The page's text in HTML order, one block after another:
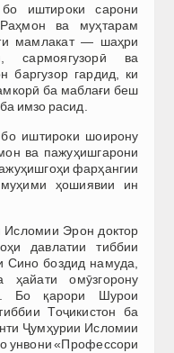
иштироки сарони
ва муҳтарам
мамлакат — шаҳри
сармоягузорӣ ва
баргузор гардид, ки
ба маблағи беш
имзо расид.
иштироки шоирону
ва пажуҳишгарони
фарҳангии
ҳошиявии ин
Эрон доктор
давлатии тиббии
Сино боздид намуда,
омӯзгорону
Бо қарори Шурои
Тоҷикистон ба
Ҷумҳурии Исломии
унвони «Профессори